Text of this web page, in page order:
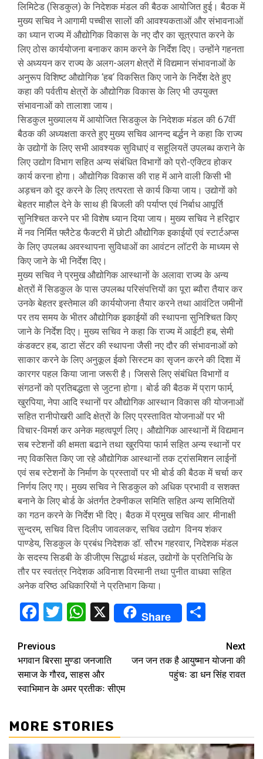
लिमिटेड (सिडकुल) के निदेशक मंडल की बैठक आयोजित हुई। बैठक में
मुख्य सचिव ने आगामी पच्चीस सालों की आवश्यकताओं और संभावनाओं
का ध्यान राज्य में औद्योगिक विकास के नए दौर का सूत्रपात करने के
लिए ठोस कार्ययोजना बनाकर काम करने के निर्देश दिए। उन्होंने गहनता
से अध्ययन कर राज्य के अलग-अलग क्षेत्रों में विद्यमान संभावनाओं के
अनुरूप विशिष्ट औद्योगिक ‘हब‘ विकसित किए जाने के निर्देश देते हुए
कहा की पर्वतीय क्षेत्रों के औद्योगिक विकास के लिए भी उपयुक्त
संभावनाओं को तालाशा जाय।
सिडकुल मुख्यालय में आयोजित सिडकुल के निदेशक मंडल की 67वीं
बैठक की अध्यक्षता करते हुए मुख्य सचिव आनन्द बर्द्धन ने कहा कि राज्य
के उद्योगों के लिए सभी आवश्यक सुविधाएं व सहूलियतें उपलब्ध कराने के
लिए उद्योग विभाग सहित अन्य संबंधित विभागों को प्रो-एक्टिव होकर
कार्य करना होगा। औद्योगिक विकास की राह में आने वाली किसी भी
अड़चन को दूर करने के लिए तत्परता से कार्य किया जाय। उद्योगों को
बेहतर माहौल देने के साथ ही बिजली की पर्याप्त एवं निर्बाध आपूर्ति
सुनिश्चित करने पर भी विशेष ध्यान दिया जाय। मुख्य सचिव ने हरिद्वार
में नव निर्मित फ्लैटेड फैक्टरी में छोटी औद्योेगिक इकाईयों एवं स्टार्टअप्स
के लिए उपलब्ध अवस्थापना सुविधाओं का आवंटन लॉटरी के माध्यम से
किए जाने के भी निर्देश दिए।
मुख्य सचिव ने प्रमुख औद्योगिक आस्थानों के अलावा राज्य के अन्य
क्षेत्रों में सिडकुल के पास उपलब्ध परिसंपत्तियों का पूरा ब्यौरा तैयार कर
उनके बेहतर इस्तेमाल की कार्ययोजना तैयार करने तथा आवंटित जमीनों
पर तय समय के भीतर औद्योगिक इकाईयों की स्थापना सुनिश्चित किए
जाने के निर्देश दिए। मुख्य सचिव ने कहा कि राज्य में आईटी हब, सेमी
कंडक्टर हब, डाटा सेंटर की स्थापना जैसी नए दौर की संभावनाओं को
साकार करने के लिए अनुकूल ईको सिस्टम का सृजन करने की दिशा में
कारगर पहल किया जाना जरूरी है। जिससे लिए संबंधित विभागों व
संगठनों को प्रतिबद्धता से जुटना होगा। बोर्ड की बैठक में प्राग फार्म,
खुरपिया, नेपा आदि स्थानों पर औद्योगिक आस्थान विकास की योजनाओं
सहित रानीपोखरी आदि क्षेत्रों के लिए प्रस्तावित योजनाओं पर भी
विचार-विमर्श कर अनेक महत्वपूर्ण लिए। औद्योगिक आस्थानों में विद्यमान
सब स्टेशनों की क्षमता बढाने तथा खुरपिया फार्म सहित अन्य स्थानों पर
नए विकसित किए जा रहे औद्योगिक आस्थानों तक ट्रांसमिशन लाईनों
एवं सब स्टेशनों के निर्माण के प्रस्तावों पर भी बोर्ड की बैठक में चर्चा कर
निर्णय लिए गए। मुख्य सचिव ने सिडकुल को अधिक प्रभावी व सशक्त
बनाने के लिए बोर्ड के अंतर्गत टेक्नीकल समिति सहित अन्य समितियों
का गठन करने के निर्देश भी दिए। बैठक में प्रमुख सचिव आर. मीनाक्षी
सुन्दरम, सचिव वित्त दिलीप जावलकर, सचिव उद्योग विनय शंकर
पाण्डेय, सिडकुल के प्रबंध निदेशक डॉ. सौरभ गहरवार, निदेशक मंडल
के सदस्य सिडबी के डीजीएम सिद्धार्थ मंडल, उद्योगों के प्रतिनिधि के
तौर पर स्वतंत्र निदेशक अविनाश विरमानी तथा पुनीत वाधवा सहित
अनेक वरिष्ठ अधिकारियों ने प्रतिभाग किया।
Facebook
TwitterWhatsApp
X Share
Continue
Reading
Previous
भगवान बिरसा मुण्डा जनजाति
समाज के गौरव, साहस और
स्वाभिमान के अमर प्रतीकः सीएम
Next
जन जन तक है आयुष्मान योजना की
पहुंचः डा धन सिंह रावत
MORE STORIES